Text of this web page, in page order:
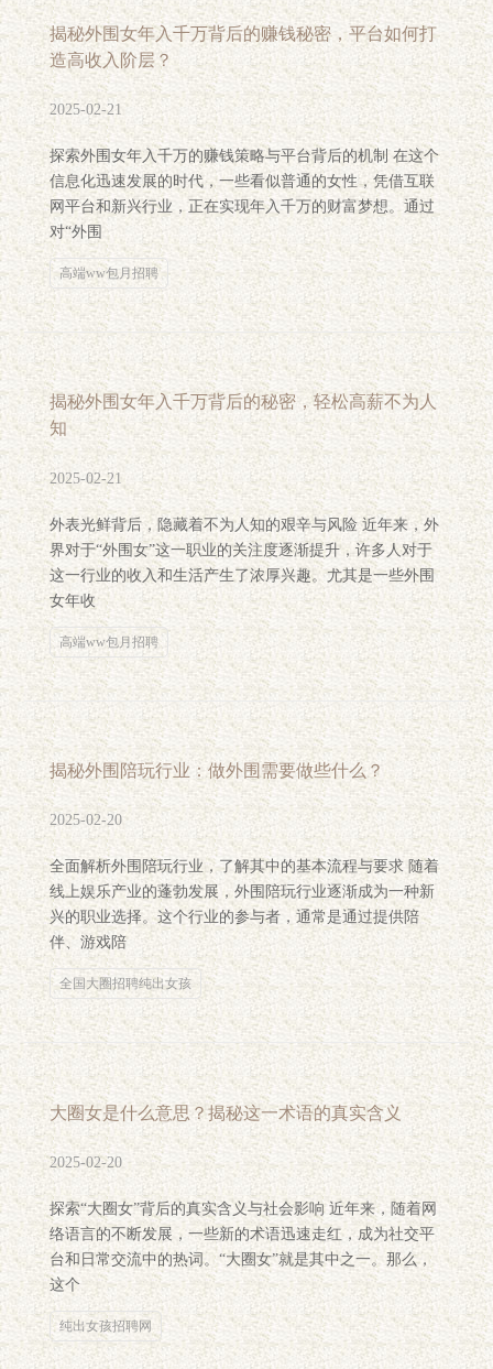
揭秘外围女年入千万背后的赚钱秘密，平台如何打
造高收入阶层？
2025-02-21
探索外围女年入千万的赚钱策略与平台背后的机制 在这个
信息化迅速发展的时代，一些看似普通的女性，凭借互联
网平台和新兴行业，正在实现年入千万的财富梦想。通过
对“外围
高端ww包月招聘
揭秘外围女年入千万背后的秘密，轻松高薪不为人
知
2025-02-21
外表光鲜背后，隐藏着不为人知的艰辛与风险 近年来，外
界对于“外围女”这一职业的关注度逐渐提升，许多人对于
这一行业的收入和生活产生了浓厚兴趣。尤其是一些外围
女年收
高端ww包月招聘
揭秘外围陪玩行业：做外围需要做些什么？
2025-02-20
全面解析外围陪玩行业，了解其中的基本流程与要求 随着
线上娱乐产业的蓬勃发展，外围陪玩行业逐渐成为一种新
兴的职业选择。这个行业的参与者，通常是通过提供陪
伴、游戏陪
全国大圈招聘纯出女孩
大圈女是什么意思？揭秘这一术语的真实含义
2025-02-20
探索“大圈女”背后的真实含义与社会影响 近年来，随着网
络语言的不断发展，一些新的术语迅速走红，成为社交平
台和日常交流中的热词。“大圈女”就是其中之一。那么，
这个
纯出女孩招聘网